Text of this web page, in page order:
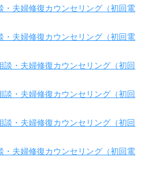
・夫婦修復カウンセリング（初回電
・夫婦修復カウンセリング（初回電
談・夫婦修復カウンセリング（初回
談・夫婦修復カウンセリング（初回
談・夫婦修復カウンセリング（初回
・夫婦修復カウンセリング（初回電